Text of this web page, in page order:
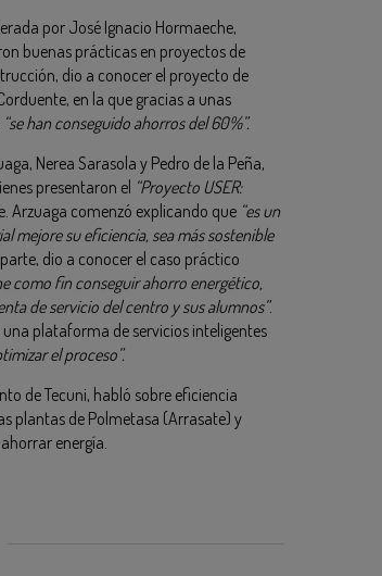
por José Ignacio Hormaeche,
buenas prácticas en proyectos de
dio a conocer el proyecto de
en la que gracias a unas
“se han conseguido ahorros del 60%”.
Nerea Sarasola y Pedro de la Peña,
presentaron el “Proyecto USER:
Arzuaga comenzó explicando que “es un
mejore su eficiencia, sea más sostenible
dio a conocer el caso práctico
como fin conseguir ahorro energético,
de servicio del centro y sus alumnos”.
plataforma de servicios inteligentes
el proceso”.
de Tecuni, habló sobre eficiencia
plantas de Polmetasa (Arrasate) y
energía.